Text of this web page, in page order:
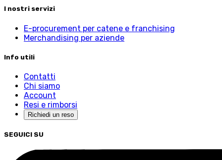
I nostri servizi
E-procurement per catene e franchising
Merchandising per aziende
Info utili
Contatti
Chi siamo
Account
Resi e rimborsi
Richiedi un reso
SEGUICI SU